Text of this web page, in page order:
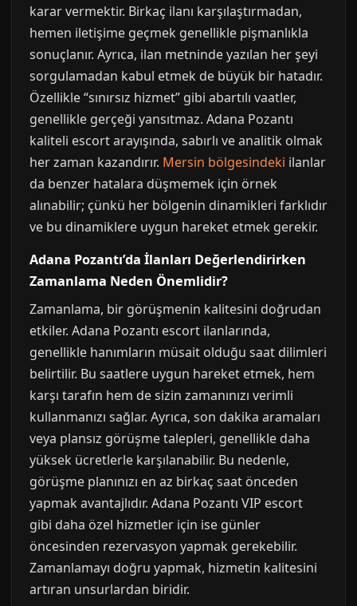
karar vermektir. Birkaç ilanı karşılaştırmadan,
hemen iletişime geçmek genellikle pişmanlıkla
sonuçlanır. Ayrıca, ilan metninde yazılan her şeyi
sorgulamadan kabul etmek de büyük bir hatadır.
Özellikle “sınırsız hizmet” gibi abartılı vaatler,
genellikle gerçeği yansıtmaz. Adana Pozantı
kaliteli escort arayışında, sabırlı ve analitik olmak
her zaman kazandırır. Mersin bölgesindeki ilanlar
da benzer hatalara düşmemek için örnek
alınabilir; çünkü her bölgenin dinamikleri farklıdır
ve bu dinamiklere uygun hareket etmek gerekir.
Adana Pozantı’da İlanları Değerlendirirken
Zamanlama Neden Önemlidir?
Zamanlama, bir görüşmenin kalitesini doğrudan
etkiler. Adana Pozantı escort ilanlarında,
genellikle hanımların müsait olduğu saat dilimleri
belirtilir. Bu saatlere uygun hareket etmek, hem
karşı tarafın hem de sizin zamanınızı verimli
kullanmanızı sağlar. Ayrıca, son dakika aramaları
veya plansız görüşme talepleri, genellikle daha
yüksek ücretlerle karşılanabilir. Bu nedenle,
görüşme planınızı en az birkaç saat önceden
yapmak avantajlıdır. Adana Pozantı VIP escort
gibi daha özel hizmetler için ise günler
öncesinden rezervasyon yapmak gerekebilir.
Zamanlamayı doğru yapmak, hizmetin kalitesini
artıran unsurlardan biridir.